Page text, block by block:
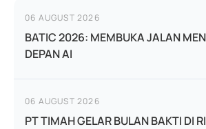
06 AUGUST 2026
BATIC 2026: MEMBUKA JALAN
DEPAN AI
06 AUGUST 2026
PT TIMAH GELAR BULAN BAKTI DI